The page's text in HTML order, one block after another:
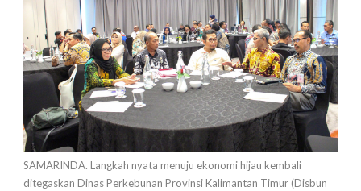
SAMARINDA. Langkah nyata menuju ekonomi hijau kembali
ditegaskan Dinas Perkebunan Provinsi Kalimantan Timur (Disbun